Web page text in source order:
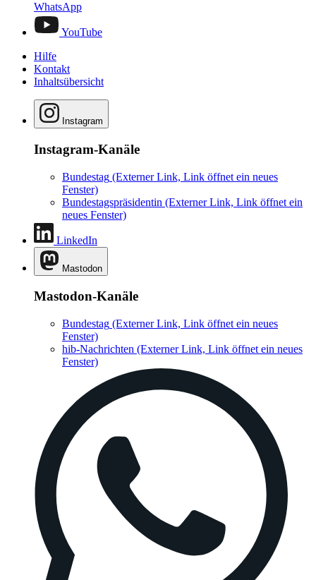
WhatsApp
YouTube
Hilfe
Kontakt
Inhaltsübersicht
Instagram
Instagram-Kanäle
Bundestag (Externer Link, Link öffnet ein neues
Fenster)
Bundestagspräsidentin (Externer Link, Link öffnet ein
neues Fenster)
LinkedIn
Mastodon
Mastodon-Kanäle
Bundestag (Externer Link, Link öffnet ein neues
Fenster)
hib-Nachrichten (Externer Link, Link öffnet ein neues
Fenster)